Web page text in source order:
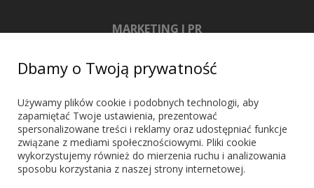
MARKETING I PR
+48 603 721 635
ZNAJDŹ NAS
Dbamy o Twoją prywatność
Używamy plików cookie i podobnych technologii, aby
zapamiętać Twoje ustawienia, prezentować
spersonalizowane treści i reklamy oraz udostępniać funkcje
związane z mediami społecznościowymi. Pliki cookie
wykorzystujemy również do mierzenia ruchu i analizowania
sposobu korzystania z naszej strony internetowej.